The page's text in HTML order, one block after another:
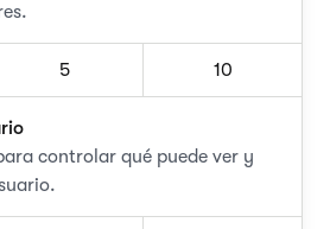
5 10
controlar qué puede ver y